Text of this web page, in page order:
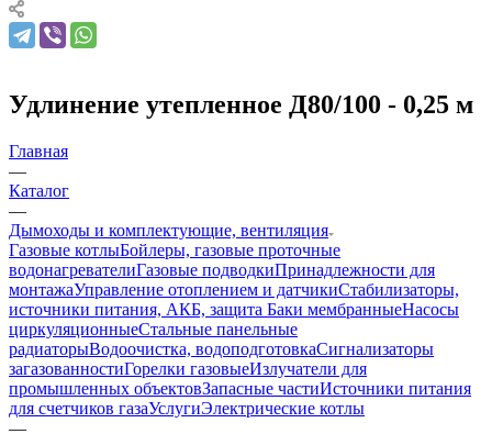
Удлинение утепленное Д80/100 - 0,25 м
Главная
—
Каталог
—
Дымоходы и комплектующие, вентиляция
Газовые котлыБойлеры, газовые проточные
водонагревателиГазовые подводкиПринадлежности для
монтажаУправление отоплением и датчикиСтабилизаторы,
источники питания, АКБ, защита Баки мембранныеНасосы
циркуляционныеСтальные панельные
радиаторыВодоочистка, водоподготовкаСигнализаторы
загазованностиГорелки газовыеИзлучатели для
промышленных объектовЗапасные частиИсточники питания
для счетчиков газаУслугиЭлектрические котлы
—